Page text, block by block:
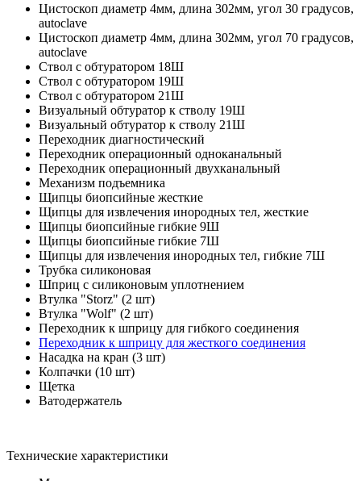
Цистоскоп диаметр 4мм, длина 302мм, угол 30 градусов,
autoclave
Цистоскоп диаметр 4мм, длина 302мм, угол 70 градусов,
autoclave
Ствол с обтуратором 18Ш
Ствол с обтуратором 19Ш
Ствол с обтуратором 21Ш
Визуальный обтуратор к стволу 19Ш
Визуальный обтуратор к стволу 21Ш
Переходник диагностический
Переходник операционный одноканальный
Переходник операционный двухканальный
Механизм подъемника
Щипцы биопсийные жесткие
Щипцы для извлечения инородных тел, жесткие
Щипцы биопсийные гибкие 9Ш
Щипцы биопсийные гибкие 7Ш
Щипцы для извлечения инородных тел, гибкие 7Ш
Трубка силиконовая
Шприц с силиконовым уплотнением
Втулка "Storz" (2 шт)
Втулка "Wolf" (2 шт)
Переходник к шприцу для гибкого соединения
Переходник к шприцу для жесткого соединения
Насадка на кран (3 шт)
Колпачки (10 шт)
Щетка
Ватодержатель
Технические характеристики